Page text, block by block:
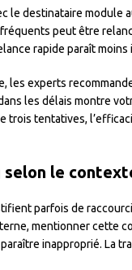
le destinataire module
peut être
rapide paraît
les experts
les délais montre
trois tentatives,
le
parfois de
mentionner cette
inapproprié. La